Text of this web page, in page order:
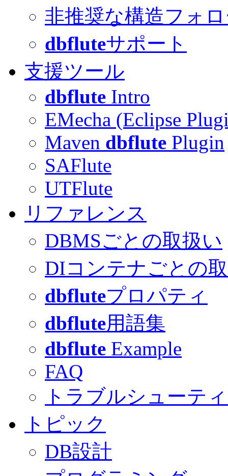
非推奨な構造フォ
dbfluteサポート
支援ツール
dbflute Intro
EMecha (Eclipse
Maven dbflute Plugin
SAFlute
UTFlute
リファレンス
DBMSごとの取扱い
DIコンテナごとの
dbfluteプロパティ
dbflute用語集
dbflute Example
FAQ
トラブルシューテ
トピック
DB設計